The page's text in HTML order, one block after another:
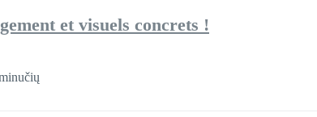
et visuels concrets !